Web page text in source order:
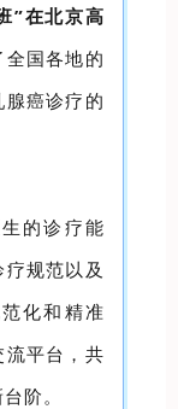
”在北京高
全国各地的
癌诊疗的
的诊疗能
规范以及
化和精准
平台，共
阶。